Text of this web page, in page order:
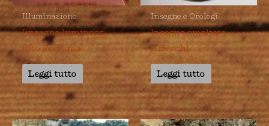
Illuminazione
Iinsegna luminosa
foto Ferrania
Leggi tutto
Insegne e Orologi
Insegna smaltata
n’Becchi
Leggi tutto